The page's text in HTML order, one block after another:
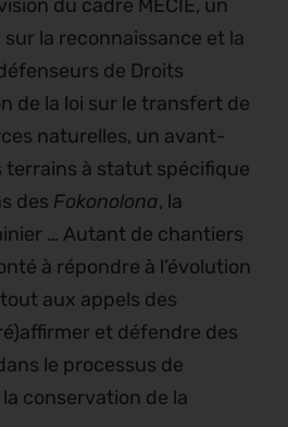
du cadre MECIE, un
la reconnaissance et la
de Droits
de la loi sur le transfert de
naturelles, un avant-
terrains à statut spécifique
des Fokonolona, la
… Autant de chantiers
à répondre à l’évolution
aux appels des
et défendre des
le processus de
conservation de la